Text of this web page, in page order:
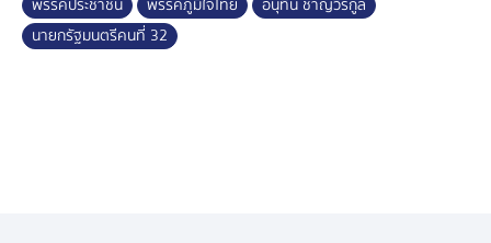
พรรคประชาชน พรรคภูมิใจไทย
อนุทิน ชาญวีรกูล
นายกรัฐมนตรีคนที่ 32